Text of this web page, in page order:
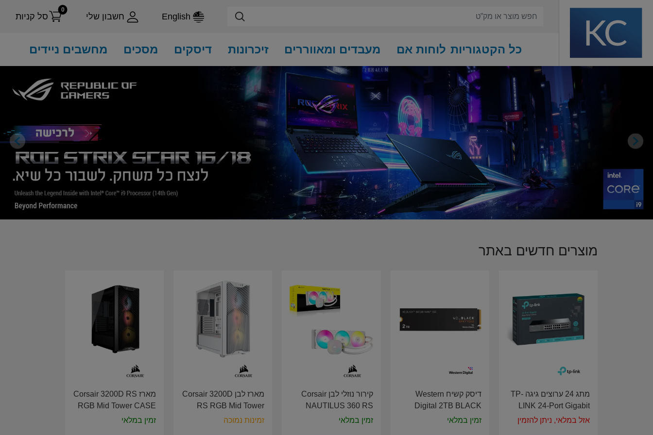
חשבון שלי סל קניות
0
כל הקטגוריות לוחות אם מעבדים ומאווררים זיכרונות דיסקים מסכים מחשבים ניידים
Previous
מוצרים חדשים באתר
מתג 24 ערוצים גיגה TP-
LINK 24-Port Gigabit
Easy Smart Switch TL-
אזל במלאי, ניתן להזמין
דיסק קשיח Western
Digital 2TB BLACK
NVMe Gen 4 SN7100
זמין במלאי
קירור נוזלי לבן Corsair
NAUTILUS 360 RS
ARGB Liquid CPU
זמין במלאי
מארז לבן Corsair 3200D
RS RGB Mid Tower
CASE White CC-
זמינות נמוכה
מארז Corsair 3200D RS
RGB Mid Tower CASE
Black CC-9011344-WW
זמין במלאי